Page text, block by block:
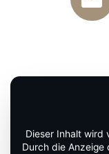
Dieser Inhalt wird
Durch die Anzeige